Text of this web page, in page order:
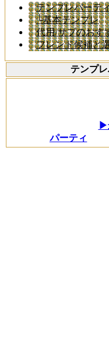
テンプレパーテ
└基本テンプレ
代用/サブのおす
フレンド候補と
テンプ
▶
パーティ